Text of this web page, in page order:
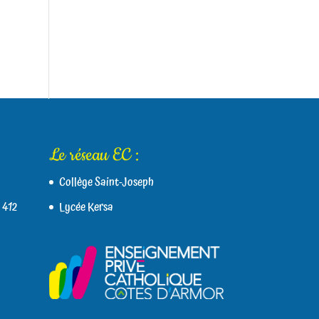
Le réseau EC :
Collège Saint-Joseph
Lycée Kersa